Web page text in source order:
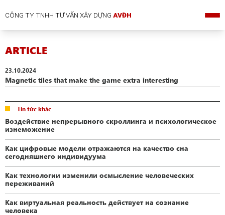
CÔNG TY TNHH TƯ VẤN XÂY DỰNGAVĐH
ARTICLE
23.10.2024
Magnetic tiles that make the game extra interesting
Tin tức khác
Воздействие непрерывного скроллинга и психологическое
изнеможение
Как цифровые модели отражаются на качество сна
сегодняшнего индивидуума
Как технологии изменили осмысление человеческих
переживаний
Как виртуальная реальность действует на сознание
человека